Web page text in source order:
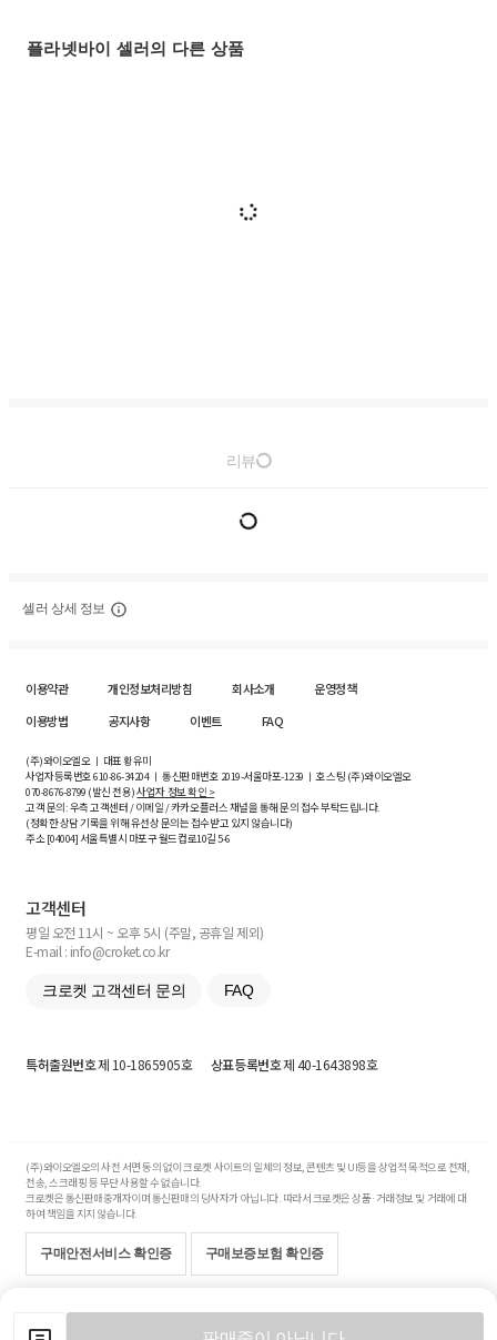
플라넷바이 셀러의 다른 상품
리뷰
셀러 상세 정보
이용약관 개인정보처리방침 회사소개
운영정책
이용방법
공지사항 이벤트 FAQ
(주)와이오엘오 ㅣ 대표 황유미
사업자등록번호610-86-34204ㅣ 통신판매번호 2019-서울마포-1239 ㅣ 호스팅 (주)와이오엘오
070-8676-8799 (발신 전용)사업자 정보 확인 >
고객 문의: 우측 고객센터 / 이메일 / 카카오플러스 채널을 통해 문의 접수 부탁드립니다.
(정확한 상담 기록을 위해 유선상 문의는 접수받고 있지 않습니다)
주소 [04004] 서울특별시 마포구 월드컵로10길5-6
고객센터
평일 오전 11시 ~ 오후 5시 (주말, 공휴일 제외)
E-mail : info@croket.co.kr
크로켓 고객센터 문의 FAQ
특허출원번호제 10-1865905호 상표등록번호제 40-1643898호
(주)와이오엘오의 사전 서면 동의 없이 크로켓 사이트의 일체의 정보, 콘텐츠 및 UI등을 상업적 목적으로 전재,
전송, 스크래핑 등 무단 사용할 수 없습니다.
크로켓은 통신판매중개자이며 통신판매의 당사자가 아닙니다. 따라서 크로켓은 상품·거래정보 및 거래에 대
하여 책임을 지지 않습니다.
구매안전서비스 확인증 구매보증보험 확인증